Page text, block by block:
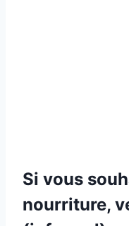
Si vous
nourriture,